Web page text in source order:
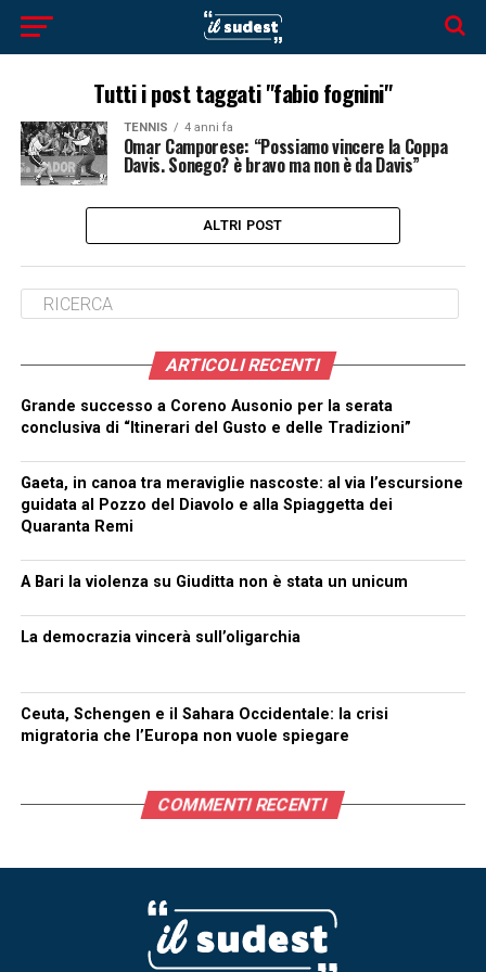
Tutti i post taggati "fabio fognini"
TENNIS 4 anni fa
Omar Camporese: “Possiamo vincere la Coppa
Davis. Sonego? è bravo ma non è da Davis”
ALTRI POST
ARTICOLI RECENTI
Grande successo a Coreno Ausonio per la serata
conclusiva di “Itinerari del Gusto e delle Tradizioni”
Gaeta, in canoa tra meraviglie nascoste: al via l’escursione
guidata al Pozzo del Diavolo e alla Spiaggetta dei
Quaranta Remi
A Bari la violenza su Giuditta non è stata un unicum
La democrazia vincerà sull’oligarchia
Ceuta, Schengen e il Sahara Occidentale: la crisi
migratoria che l’Europa non vuole spiegare
COMMENTI RECENTI